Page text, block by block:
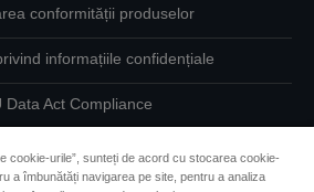
conformității produselor
informațiile confidențiale
Data Act Compliance
cookie-urile”, sunteți de acord cu stocarea cookie-
a îmbunătăți navigarea pe site, pentru a analiza